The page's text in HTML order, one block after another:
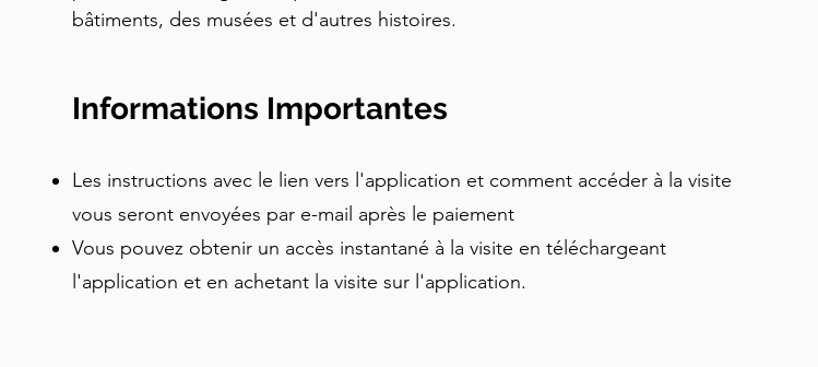
bâtiments, des musées et d'autres histoires.
Informations Importantes
Les instructions avec le lien vers l'application et comment accéder à la visite
vous seront envoyées par e-mail après le paiement
Vous pouvez obtenir un accès instantané à la visite en téléchargeant
l'application et en achetant la visite sur l'application.